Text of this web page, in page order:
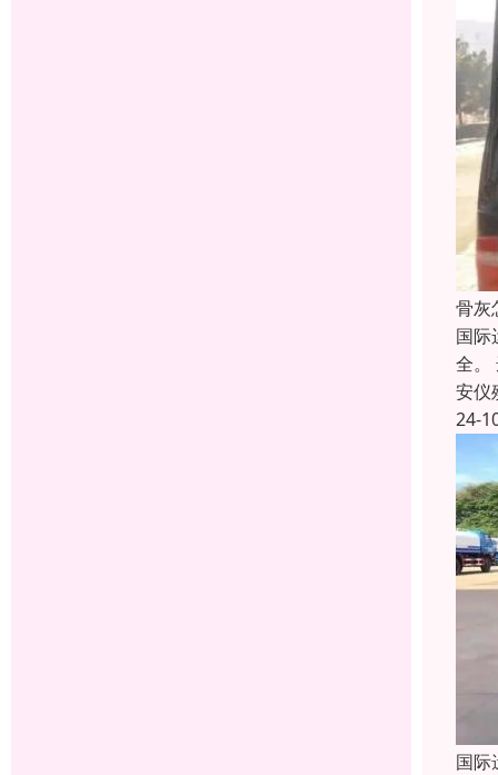
骨灰
国际
全。
安仪
24-
国际